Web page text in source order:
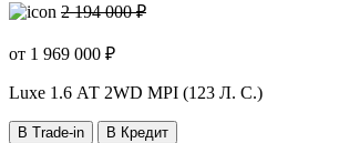
2 194 000 ₽
от 1 969 000 ₽
Luxe 1.6 АТ 2WD MPI (123 Л. C.)
В Trade-in
В Кредит